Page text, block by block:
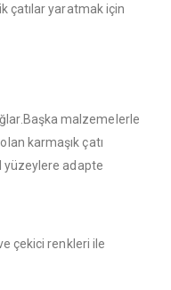
çatılar yaratmak için
malzemelerle
karmaşık çatı
yüzeylere adapte
çekici renkleri ile